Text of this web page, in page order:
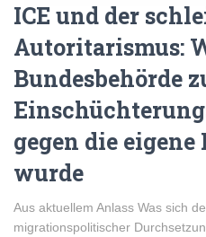
ICE und der
Autoritarismus:
Bundesbehörde
gegen die
wurde
Aus aktuellem Anlass Was sich
migrationspolitischer